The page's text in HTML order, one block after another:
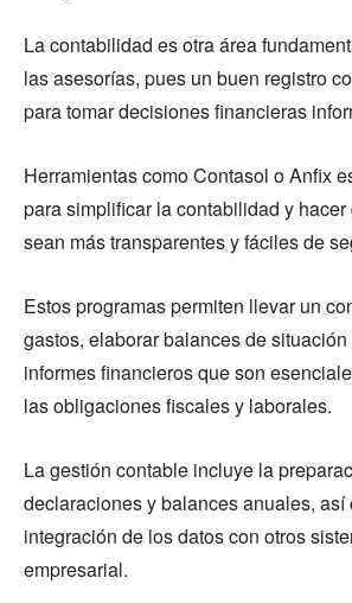
La contabilidad es otra área
las asesorías, pues un buen registro
para tomar decisiones financieras
Herramientas como Contasol o Anfix
para simplificar la contabilidad y
sean más transparentes y fáciles de
Estos programas permiten llevar un
gastos, elaborar balances de
informes financieros que son
las obligaciones fiscales y laborales.
La gestión contable incluye la
declaraciones y balances anuales, así
integración de los datos con otros
empresarial.